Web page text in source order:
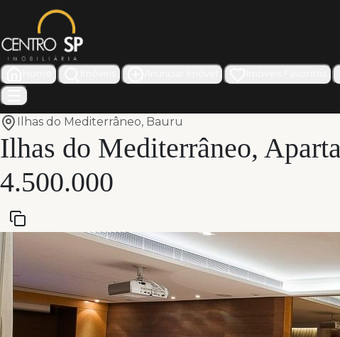
Ilhas do Mediterrâneo, Bauru
Ilhas do Mediterrâneo,
4.500.000